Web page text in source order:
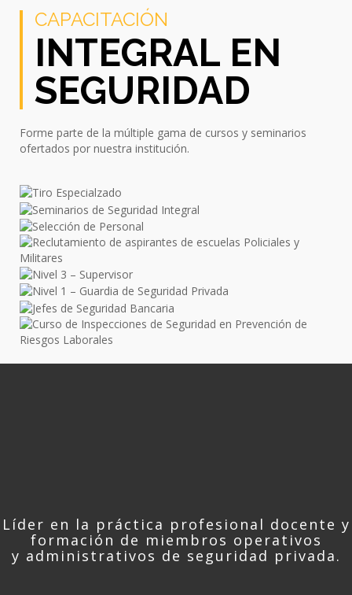
CAPACITACIÓN
INTEGRAL EN
SEGURIDAD
Forme parte de la múltiple gama de cursos y seminarios
ofertados por nuestra institución.
Líder en la práctica profesional docente y
formación de miembros operativos
y administrativos de seguridad privada.